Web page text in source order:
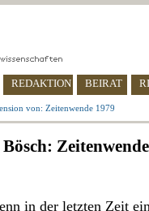
REDAKTION BEIRAT
von: Zeitenwende 1979
in der letzten Zeit